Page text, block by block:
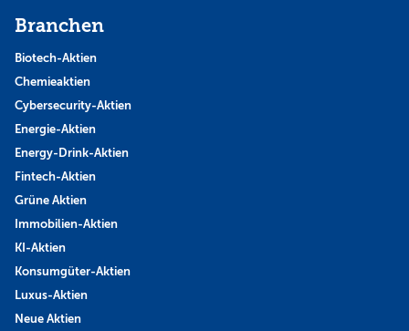
Branchen
Biotech-Aktien
Chemieaktien
Cybersecurity-Aktien
Energie-Aktien
Energy-Drink-Aktien
Fintech-Aktien
Grüne Aktien
Immobilien-Aktien
KI-Aktien
Konsumgüter-Aktien
Luxus-Aktien
Neue Aktien